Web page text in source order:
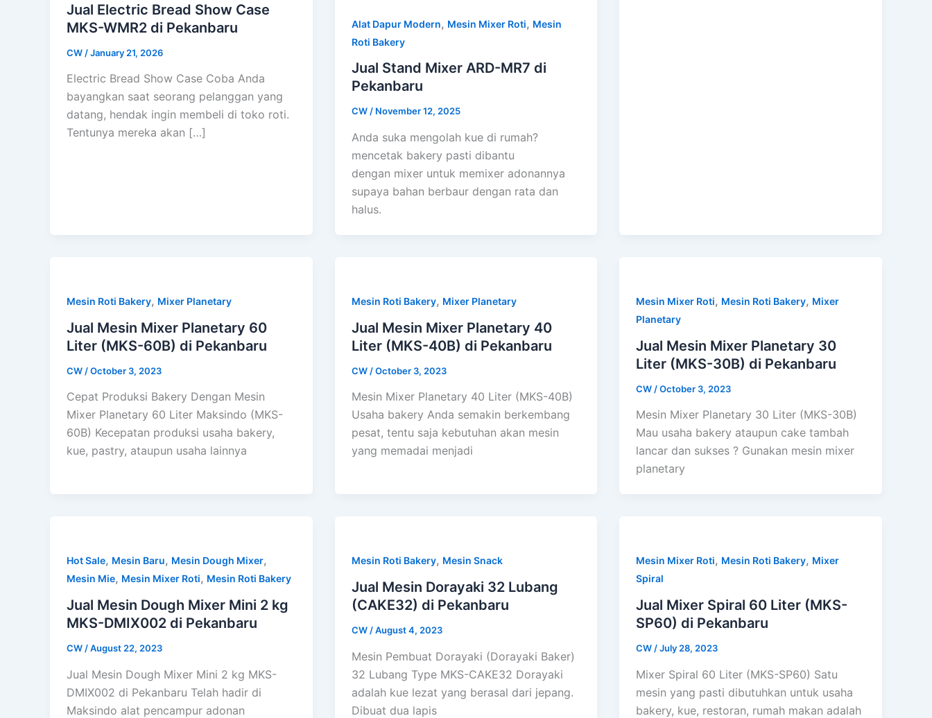
Jual Electric Bread Show Case
MKS-WMR2 di Pekanbaru
CW /January 21, 2026
Electric Bread Show Case Coba Anda
bayangkan saat seorang pelanggan yang
datang, hendak ingin membeli di toko roti.
Tentunya mereka akan […]
Alat Dapur Modern, Mesin Mixer Roti, Mesin
Roti Bakery
Jual Stand Mixer ARD-MR7 di
Pekanbaru
CW/ November 12, 2025
Anda suka mengolah kue di rumah?
mencetak bakery pasti dibantu
dengan mixer untuk memixer adonannya
supaya bahan berbaur dengan rata dan
halus.
Mesin Roti Bakery, Mixer Planetary
Jual Mesin Mixer Planetary 60
Liter (MKS-60B) di Pekanbaru
CW /October 3, 2023
Cepat Produksi Bakery Dengan Mesin
Mixer Planetary 60 Liter Maksindo (MKS-
60B) Kecepatan produksi usaha bakery,
kue, pastry, ataupun usaha lainnya
Mesin Roti Bakery, Mixer Planetary
Jual Mesin Mixer Planetary 40
Liter (MKS-40B) di Pekanbaru
CW /October 3, 2023
Mesin Mixer Planetary 40 Liter (MKS-40B)
Usaha bakery Anda semakin berkembang
pesat, tentu saja kebutuhan akan mesin
yang memadai menjadi
Mesin Mixer Roti, Mesin Roti Bakery, Mixer
Planetary
Jual Mesin Mixer Planetary 30
Liter (MKS-30B) di Pekanbaru
CW /October 3, 2023
Mesin Mixer Planetary 30 Liter (MKS-30B)
Mau usaha bakery ataupun cake tambah
lancar dan sukses ? Gunakan mesin mixer
planetary
Hot Sale, Mesin Baru, Mesin Dough Mixer,
Mesin Mie, Mesin Mixer Roti, Mesin Roti Bakery
Jual Mesin Dough Mixer Mini 2 kg
MKS-DMIX002 di Pekanbaru
CW/August 22, 2023
Jual Mesin Dough Mixer Mini 2 kg MKS-
DMIX002 di Pekanbaru Telah hadir di
Maksindo alat pencampur adonan
Mesin Roti Bakery, Mesin Snack
Jual Mesin Dorayaki 32 Lubang
(CAKE32) di Pekanbaru
CW/August 4, 2023
Mesin Pembuat Dorayaki (Dorayaki Baker)
32 Lubang Type MKS-CAKE32 Dorayaki
adalah kue lezat yang berasal dari jepang.
Dibuat dua lapis
Mesin Mixer Roti, Mesin Roti Bakery, Mixer
Spiral
Jual Mixer Spiral 60 Liter (MKS-
SP60) di Pekanbaru
CW/July 28, 2023
Mixer Spiral 60 Liter (MKS-SP60) Satu
mesin yang pasti dibutuhkan untuk usaha
bakery, kue, restoran, rumah makan adalah